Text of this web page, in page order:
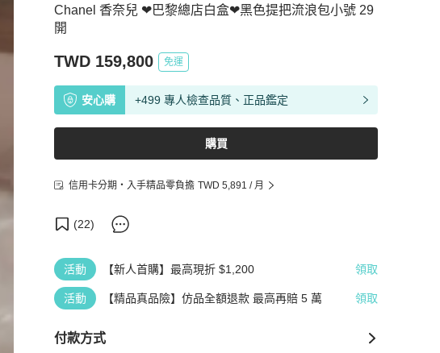
Chanel 香奈兒 ❤︎巴黎總店白盒❤︎黑色提把流浪包小號 29
開
TWD 159,800 免運
安心購 +499 專人檢查品質、正品鑑定
購買
信用卡分期・入手精品零負擔 TWD 5,891 / 月
(22)
活動 【新人首購】最高現折 $1,200 領取
活動 【精品真品險】仿品全額退款 最高再賠 5 萬 領取
付款方式